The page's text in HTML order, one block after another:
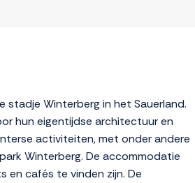
stadje Winterberg in het Sauerland.
hun eigentijdse architectuur en
activiteiten, met onder andere
Winterberg. De accommodatie
en cafés te vinden zijn. De